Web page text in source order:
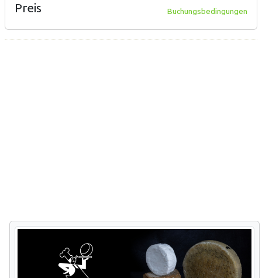
Preis Buchungsbedingungen